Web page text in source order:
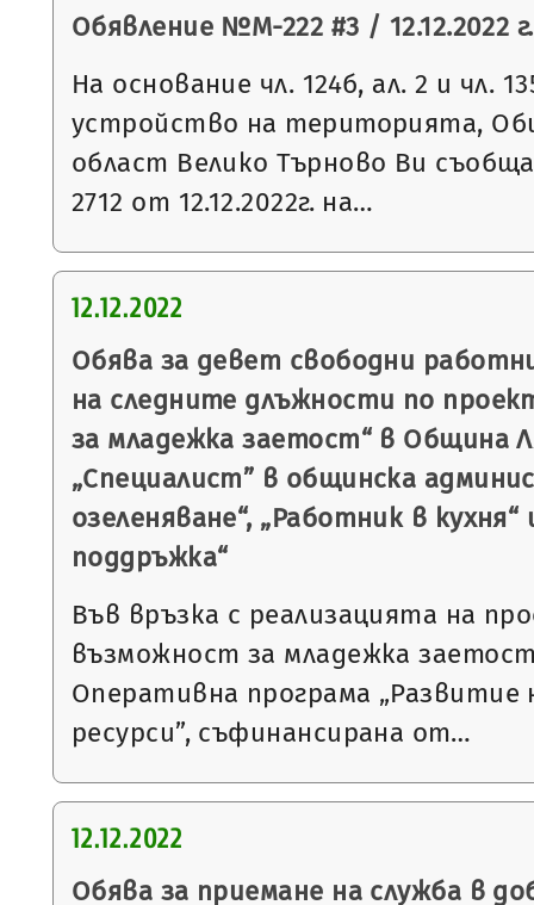
Обявление №М-222 #3 / 12.12.2022 г.
На основание чл. 124б, ал. 2 и чл.
устройство на територията,
област Велико Търново Ви
2712 от 12.12.2022г. на…
12.12.2022
Обява за девет свободни
на следните длъжности по
за младежка заетост“ в Община
„Специалист” в общинска
озеленяване“, „Работник в
поддръжка“
Във връзка с реализацията на
възможност за младежка
Оперативна програма
ресурси”, съфинансирана от…
12.12.2022
Обява за приемане на служба в